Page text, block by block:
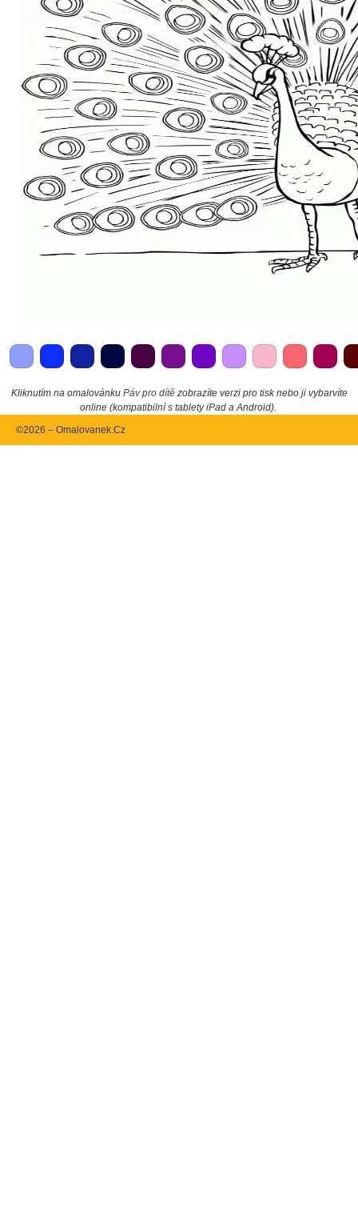
Kliknutím na omalovánku Páv pro dítězobrazíte verzi pro tisk nebo ji vybarvíte
online (kompatibilní s tablety iPad a Android).
©2026 – Omalovanek.Cz